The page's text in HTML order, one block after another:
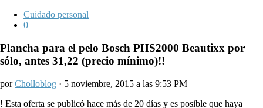
Cuidado personal
0
Plancha para el pelo Bosch PHS2000 Beautixx por
sólo, antes 31,22 (precio mínimo)!!
porCholloblog · 5 noviembre, 2015 a las 9:53 PM
! Esta oferta se publicó hace más de 20 días y es posible que haya